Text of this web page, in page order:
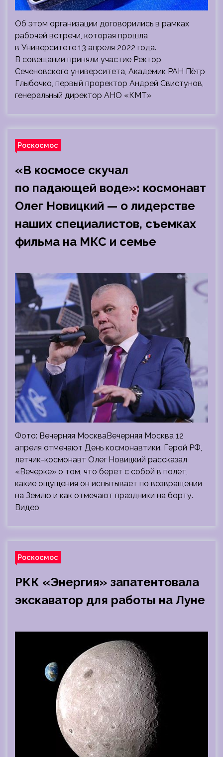
Об этом организации договорились в рамках
рабочей встречи, которая прошла
в Университете 13 апреля 2022 года.
В совещании приняли участие Ректор
Сеченовского университета, Академик РАН Пётр
Глыбочко, первый проректор Андрей Свистунов,
генеральный директор АНО «КМТ»
Роскосмос
«В космосе скучал
по падающей воде»: космонавт
Олег Новицкий — о лидерстве
наших специалистов, съемках
фильма на МКС и семье
Фото: Вечерняя МоскваВечерняя Москва 12
апреля отмечают День космонавтики. Герой РФ,
летчик-космонавт Олег Новицкий рассказал
«Вечерке» о том, что берет с собой в полет,
какие ощущения он испытывает по возвращении
на Землю и как отмечают праздники на борту.
Видео
Роскосмос
РКК «Энергия» запатентовала
экскаватор для работы на Луне